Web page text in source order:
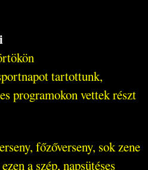
tartottunk,
programokon vettek részt
főzőverseny, sok zene
a szép, napsütéses